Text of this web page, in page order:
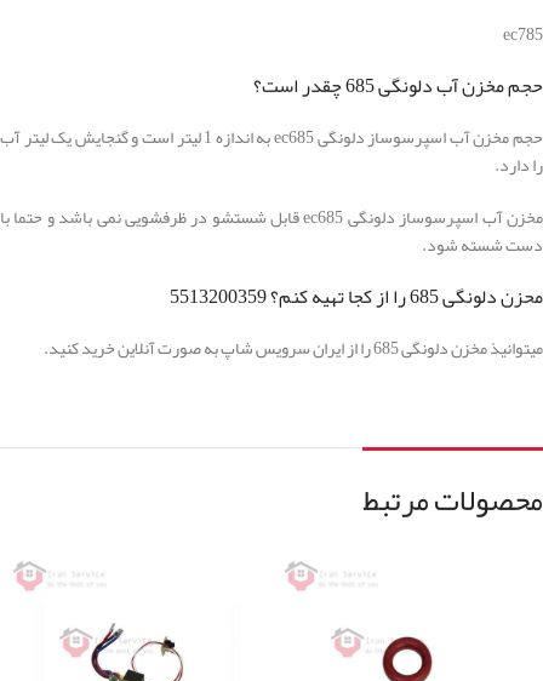
ec785
حجم مخزن آب دلونگی 685 چقدر است؟
حجم مخزن آب اسپرسوساز دلونگی ec685 به اندازه 1 لیتر است و گنجایش یک لیتر آب
را دارد.
مخزن آب اسپرسوساز دلونگی ec685 قابل شستشو در ظرفشویی نمی باشد و حتما با
دست شسته شود.
محزن دلونگی 685 را از کجا تهیه کنم؟ 5513200359
میتوانیذ مخزن دلونگی 685 را از ایران سرویس شاپ به صورت آنلاین خرید کنید.
محصولات مرتبط